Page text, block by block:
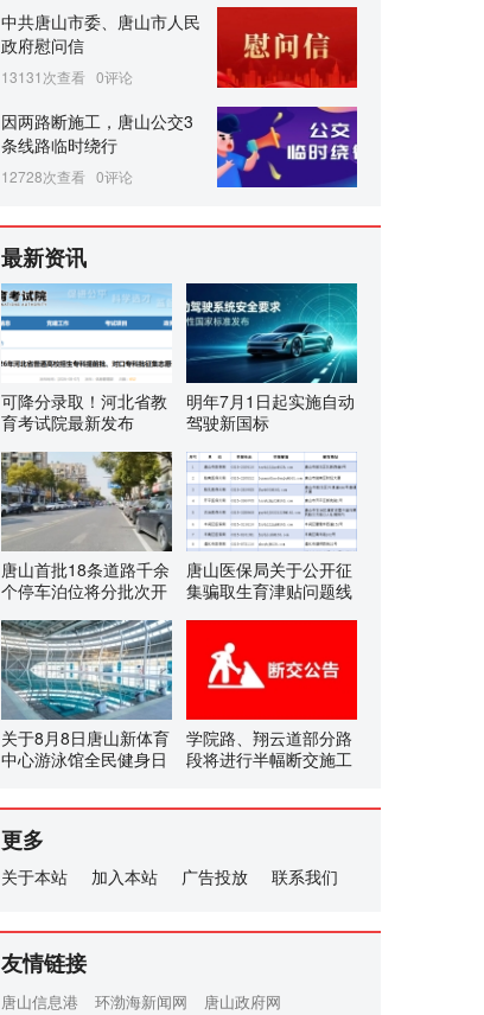
中共唐山市委、唐山市人民
政府慰问信
13131次查看 0评论
因两路断施工，唐山公交3
条线路临时绕行
12728次查看 0评论
最新资讯
可降分录取！河北省教
育考试院最新发布
明年7月1日起实施自动
驾驶新国标
唐山首批18条道路千余
个停车泊位将分批次开
唐山医保局关于公开征
集骗取生育津贴问题线
关于8月8日唐山新体育
中心游泳馆全民健身日
学院路、翔云道部分路
段将进行半幅断交施工
更多
关于本站 加入本站 广告投放 联系我们
友情链接
唐山信息港 环渤海新闻网
唐山政府网